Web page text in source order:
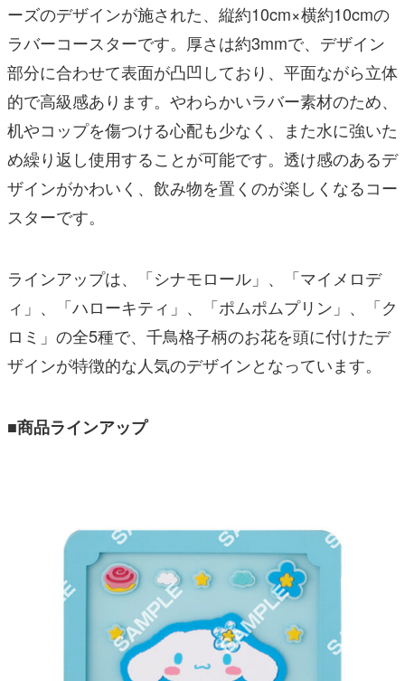
ーズのデザインが施された、縦約10cm×横約10cmの
ラバーコースターです。厚さは約3mmで、デザイン
部分に合わせて表面が凸凹しており、平面ながら立体
的で高級感あります。やわらかいラバー素材のため、
机やコップを傷つける心配も少なく、また水に強いた
め繰り返し使用することが可能です。透け感のあるデ
ザインがかわいく、飲み物を置くのが楽しくなるコー
スターです。
ラインアップは、「シナモロール」、「マイメロデ
ィ」、「ハローキティ」、「ポムポムプリン」、「ク
ロミ」の全5種で、千鳥格子柄のお花を頭に付けたデ
ザインが特徴的な人気のデザインとなっています。
■商品ラインアップ